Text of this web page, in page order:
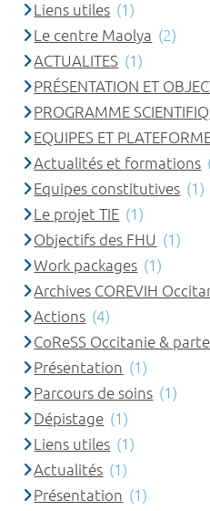
Liens utiles (1)
Le centre Maolya (2)
ACTUALITES (1)
PRÉSENTATION ET
PROGRAMME
EQUIPES ET
Actualités et formations
Equipes constitutives (1)
Le projet TIE (1)
Objectifs des FHU (1)
Work packages (1)
Archives COREVIH
Actions (4)
CoReSS Occitanie &
Présentation (1)
Parcours de soins (1)
Dépistage (1)
Liens utiles (1)
Actualités (1)
Présentation (1)